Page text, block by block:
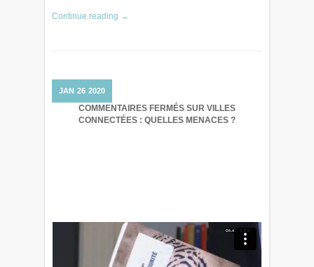
Continue reading →
JAN 26 2020
COMMENTAIRES FERMÉS SUR VILLES
CONNECTÉES : QUELLES MENACES ?